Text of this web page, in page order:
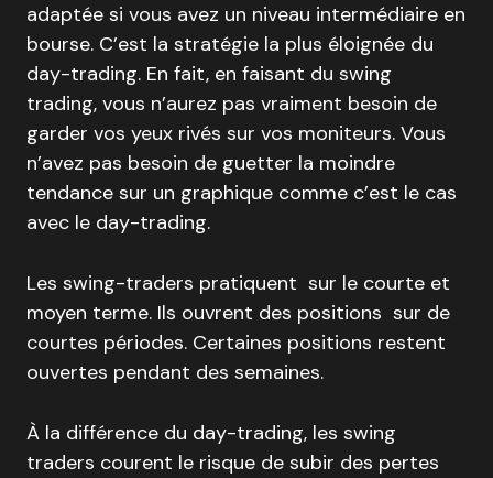
adaptée si vous avez un niveau intermédiaire en
bourse. C’est la stratégie la plus éloignée du
day-trading. En fait, en faisant du swing
trading, vous n’aurez pas vraiment besoin de
garder vos yeux rivés sur vos moniteurs. Vous
n’avez pas besoin de guetter la moindre
tendance sur un graphique comme c’est le cas
avec le day-trading.
Les swing-traders pratiquent sur le courte et
moyen terme. Ils ouvrent des positions sur de
courtes périodes. Certaines positions restent
ouvertes pendant des semaines.
À la différence du day-trading, les swing
traders courent le risque de subir des pertes